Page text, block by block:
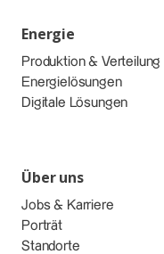
Energie
Produktion & Verteilung
Energielösungen
Digitale Lösungen
Über uns
Jobs & Karriere
Porträt
Standorte